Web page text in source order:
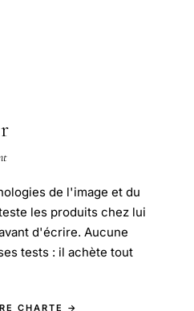
de l'image et du
les produits chez lui
d'écrire. Aucune
tests : il achète tout
CHARTE →